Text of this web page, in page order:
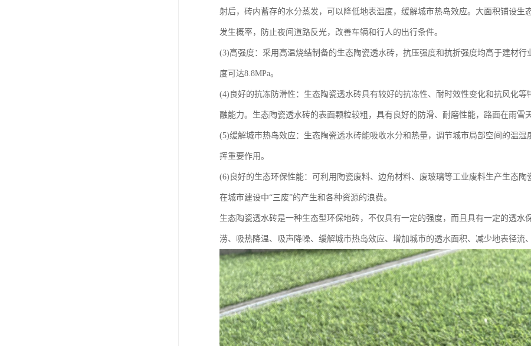
射后，砖内蓄存的水分蒸发，可以降低地表温度，缓解城市热岛效应。大面积铺设生
发生概率，防止夜间道路反光，改善车辆和行人的出行条件。
(3)高强度：采用高温烧结制备的生态陶瓷透水砖，抗压强度和抗折强度均高于建材行
度可达8.8MPa。
(4)良好的抗冻防滑性：生态陶瓷透水砖具有较好的抗冻性、耐时效性变化和抗风化
融能力。生态陶瓷透水砖的表面颗粒较粗，具有良好的防滑、耐磨性能，路面在雨雪
(5)缓解城市热岛效应：生态陶瓷透水砖能吸收水分和热量，调节城市局部空间的温
挥重要作用。
(6)良好的生态环保性能：可利用陶瓷废料、边角材料、废玻璃等工业废料生产生态
在城市建设中“三废”的产生和各种资源的浪费。
生态陶瓷透水砖是一种生态型环保地砖，不仅具有一定的强度，而且具有一定的透水
涝、吸热降温、吸声降噪、缓解城市热岛效应、增加城市的透水面积、减少地表径流